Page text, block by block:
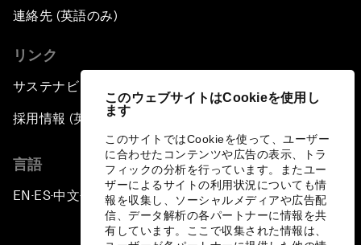
このウェブサイトはCookieを使用し
ます
このサイトではCookieを使って、ユーザー
に合わせたコンテンツや広告の表示、トラ
フィックの分析を行っています。またユー
ザーによるサイトの利用状況についても情
報を収集し、ソーシャルメディアや広告配
信、データ解析の各パートナーに情報を共
有しています。ここで収集された情報は、
連絡先 (英語のみ)
リンク
サステナビリティへの取り組み
採用情報 (英語のみ)
言語
EN ▪ ES▪中文▪ 日本語